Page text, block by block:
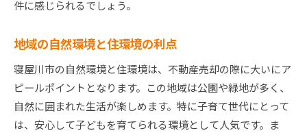
件に感じられるでしょう。
地域の自然環境と住環境の利点
寝屋川市の自然環境と住環境は、不動産売却の際に大いにア
ピールポイントとなります。この地域は公園や緑地が多く、
自然に囲まれた生活が楽しめます。特に子育て世代にとって
は、安心して子どもを育てられる環境として人気です。ま